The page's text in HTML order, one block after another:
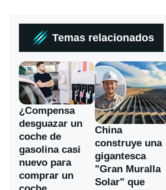
Temas relacionados
¿Compensa
desguazar un
coche de
gasolina casi
nuevo para
comprar un
China
construye una
gigantesca
"Gran Muralla
Solar" que